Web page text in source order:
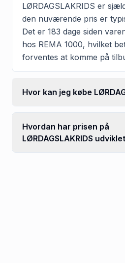
LØRDAGSLAKRIDS er
den nuværende pris er
Det er 183 dage siden
hos REMA 1000, hvilket
forventes at komme på
Hvor kan jeg købe
Hvordan har prisen på
LØRDAGSLAKRIDS